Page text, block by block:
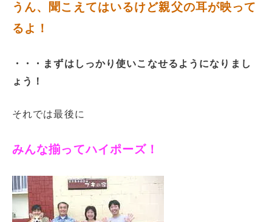
うん、聞こえてはいるけど親父の耳が映って
るよ！
・・・まずはしっかり使いこなせるようになりまし
ょう！
それでは最後に
みんな揃ってハイポーズ！